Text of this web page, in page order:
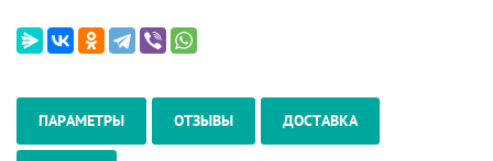
ПАРАМЕТРЫ ОТЗЫВЫ ДОСТАВКА